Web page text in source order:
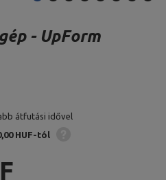
- UpForm
átfutási idővel
HUF-tól